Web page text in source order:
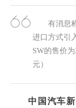
有消息
进口方式引
SW的售价
元）
中国汽车